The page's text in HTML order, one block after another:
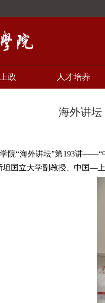
政 人才培养
海外讲
院“海外讲坛”第193讲
国立大学副教授、中国—